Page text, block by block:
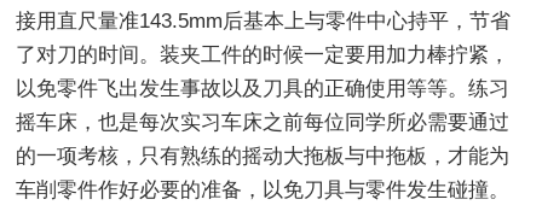
接用直尺量准143.5mm后基本上与零件中心持平，节省
了对刀的时间。装夹工件的时候一定要用加力棒拧紧，
以免零件飞出发生事故以及刀具的正确使用等等。练习
摇车床，也是每次实习车床之前每位同学所必需要通过
的一项考核，只有熟练的摇动大拖板与中拖板，才能为
车削零件作好必要的准备，以免刀具与零件发生碰撞。